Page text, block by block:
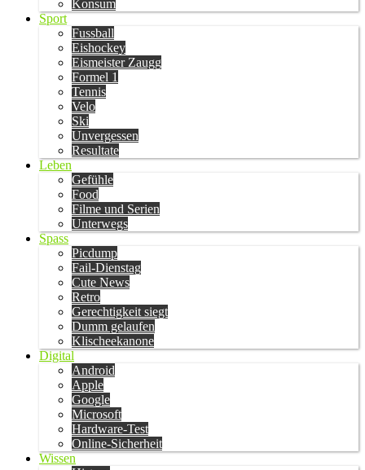
Konsum
Sport
Fussball
Eishockey
Eismeister Zaugg
Formel 1
Tennis
Velo
Ski
Unvergessen
Resultate
Leben
Gefühle
Food
Filme und Serien
Unterwegs
Spass
Picdump
Fail-Dienstag
Cute News
Retro
Gerechtigkeit siegt
Dumm gelaufen
Klischeekanone
Digital
Android
Apple
Google
Microsoft
Hardware-Test
Online-Sicherheit
Wissen